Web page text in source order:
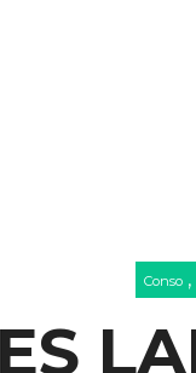
Conso,